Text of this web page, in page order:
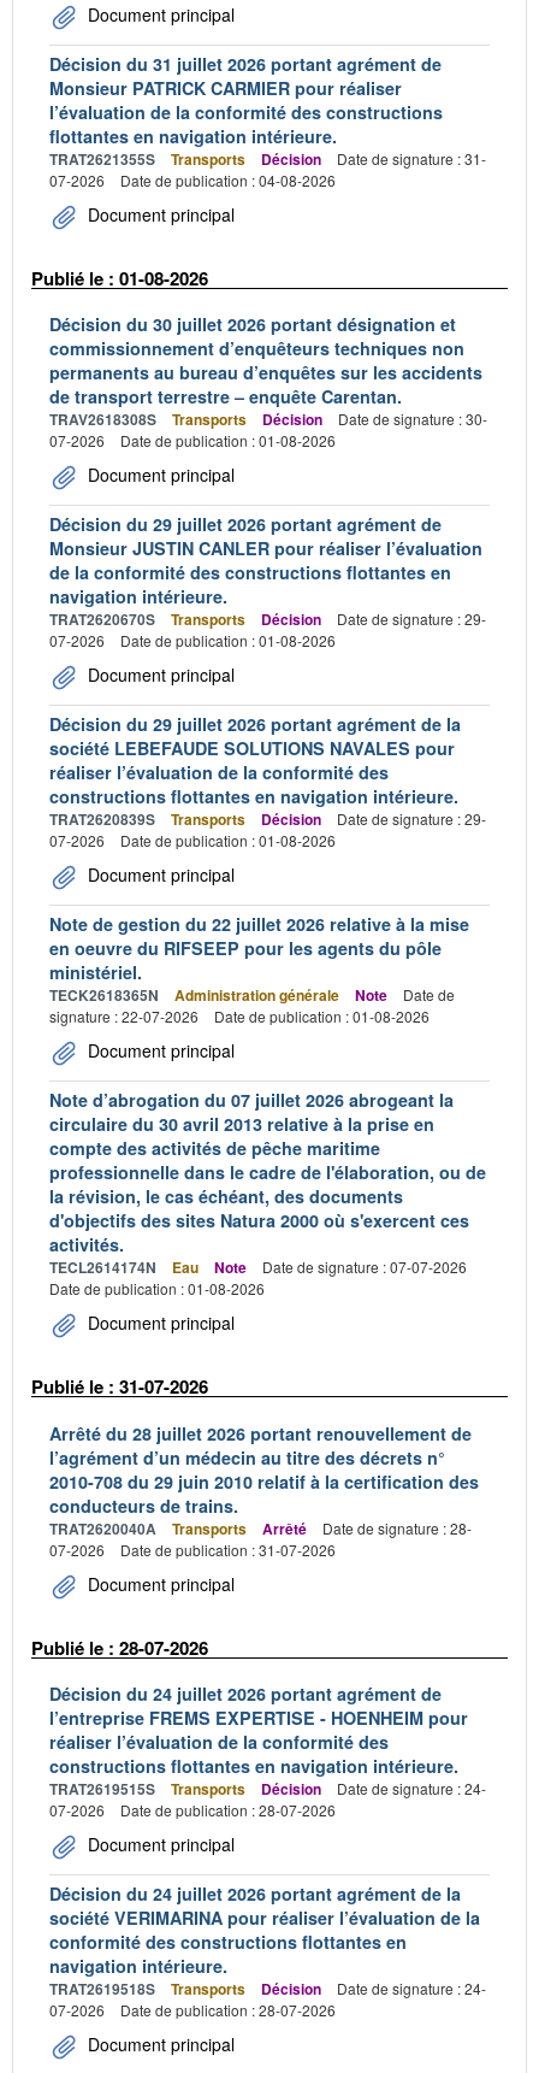
Document principal
Décision du 31 juillet 2026 portant agrément de
Monsieur PATRICK CARMIER pour réaliser
l’évaluation de la conformité des constructions
flottantes en navigation intérieure.
TRAT2621355S Transports Décision
Date de signature : 31-
07-2026
Date de publication : 04-08-2026
Document principal
Publié le : 01-08-2026
Décision du 30 juillet 2026 portant désignation et
commissionnement d’enquêteurs techniques non
permanents au bureau d’enquêtes sur les accidents
de transport terrestre – enquête Carentan.
TRAV2618308S Transports Décision
Date de signature : 30-
07-2026
Date de publication : 01-08-2026
Document principal
Décision du 29 juillet 2026 portant agrément de
Monsieur JUSTIN CANLER pour réaliser l’évaluation
de la conformité des constructions flottantes en
navigation intérieure.
TRAT2620670S Transports Décision
Date de signature : 29-
07-2026
Date de publication : 01-08-2026
Document principal
Décision du 29 juillet 2026 portant agrément de la
société LEBEFAUDE SOLUTIONS NAVALES pour
réaliser l’évaluation de la conformité des
constructions flottantes en navigation intérieure.
TRAT2620839S Transports Décision
Date de signature : 29-
07-2026
Date de publication : 01-08-2026
Document principal
Note de gestion du 22 juillet 2026 relative à la mise
en oeuvre du RIFSEEP pour les agents du pôle
ministériel.
TECK2618365N Administration générale Note
Date de
signature : 22-07-2026
Date de publication : 01-08-2026
Document principal
Note d’abrogation du 07 juillet 2026 abrogeant la
circulaire du 30 avril 2013 relative à la prise en
compte des activités de pêche maritime
professionnelle dans le cadre de l'élaboration, ou de
la révision, le cas échéant, des documents
d'objectifs des sites Natura 2000 où s'exercent ces
activités.
TECL2614174N Eau Note
Date de signature : 07-07-2026
Date de publication : 01-08-2026
Document principal
Publié le : 31-07-2026
Arrêté du 28 juillet 2026 portant renouvellement de
l’agrément d’un médecin au titre des décrets n°
2010-708 du 29 juin 2010 relatif à la certification des
conducteurs de trains.
TRAT2620040A Transports Arrêté
Date de signature : 28-
07-2026
Date de publication : 31-07-2026
Document principal
Publié le : 28-07-2026
Décision du 24 juillet 2026 portant agrément de
l’entreprise FREMS EXPERTISE - HOENHEIM pour
réaliser l’évaluation de la conformité des
constructions flottantes en navigation intérieure.
TRAT2619515S Transports Décision
Date de signature : 24-
07-2026
Date de publication : 28-07-2026
Document principal
Décision du 24 juillet 2026 portant agrément de la
société VERIMARINA pour réaliser l’évaluation de la
conformité des constructions flottantes en
navigation intérieure.
TRAT2619518S Transports Décision
Date de signature : 24-
07-2026
Date de publication : 28-07-2026
Document principal